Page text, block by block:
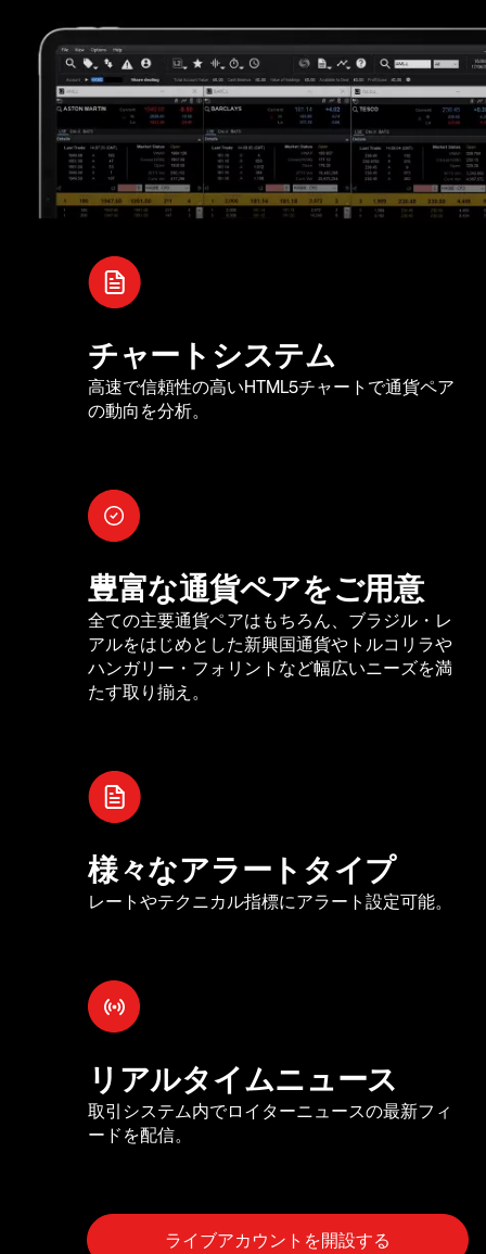
チャートシステム
高速で信頼性の高いHTML5チャートで通貨ペア
の動向を分析。
豊富な通貨ペアをご用意
全ての主要通貨ペアはもちろん、ブラジル・レ
アルをはじめとした新興国通貨やトルコリラや
ハンガリー・フォリントなど幅広いニーズを満
たす取り揃え。
様々なアラートタイプ
レートやテクニカル指標にアラート設定可能。
リアルタイムニュース
取引システム内でロイターニュースの最新フィ
ードを配信。